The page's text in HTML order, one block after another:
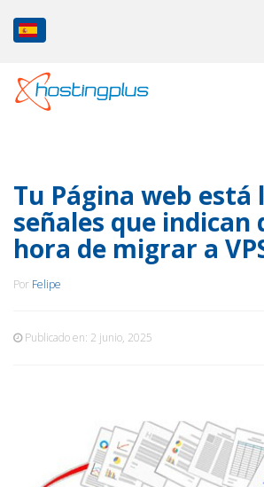
Tu Página web está
señales que indican
hora de migrar a
Por Felipe
Publicado en: 2 junio, 2025